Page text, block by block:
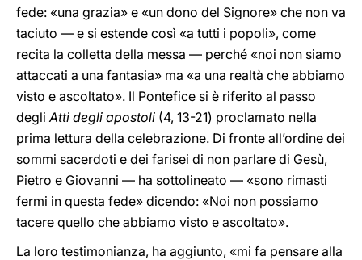
fede: «una grazia» e «un dono del Signore» che non va
taciuto — e si estende così «a tutti i popoli», come
recita la colletta della messa — perché «noi non siamo
attaccati a una fantasia» ma «a una realtà che abbiamo
visto e ascoltato». Il Pontefice si è riferito al passo
degliAtti degli apostoli (4, 13-21) proclamato nella
prima lettura della celebrazione. Di fronte all’ordine dei
sommi sacerdoti e dei farisei di non parlare di Gesù,
Pietro e Giovanni — ha sottolineato — «sono rimasti
fermi in questa fede» dicendo: «Noi non possiamo
tacere quello che abbiamo visto e ascoltato».
La loro testimonianza, ha aggiunto, «mi fa pensare alla